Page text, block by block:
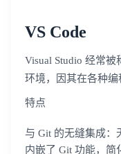
VS Code
Visual Studio 经常
环境，因其在各种编
特点
与 Git 的无缝集成：
内嵌了 Git 功能，简